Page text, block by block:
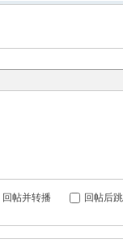
回帖并转播 回帖后